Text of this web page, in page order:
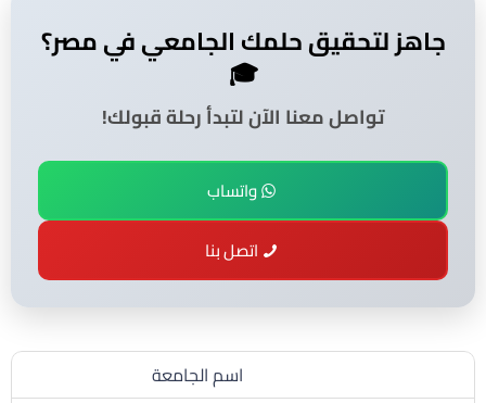
جاهز لتحقيق حلمك الجامعي في مصر؟
🎓
تواصل معنا الآن لتبدأ رحلة قبولك!
واتساب
اتصل بنا
اسم الجامعة